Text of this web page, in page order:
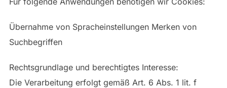
Übernahme von Spracheinstellungen Merken von
Suchbegriffen
Rechtsgrundlage und berechtigtes Interesse:
Die Verarbeitung erfolgt gemäß Art. 6 Abs. 1 lit. f